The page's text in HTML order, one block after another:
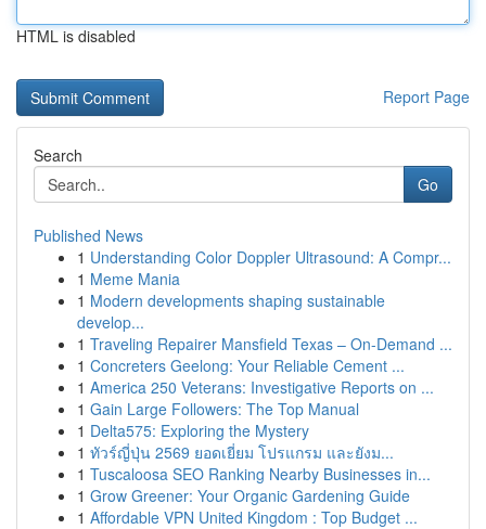
HTML is disabled
Report Page
Search
Go
Published News
1 Understanding Color Doppler Ultrasound: A Compr...
1 Meme Mania
1 Modern developments shaping sustainable
develop...
1 Traveling Repairer Mansfield Texas – On-Demand ...
1 Concreters Geelong: Your Reliable Cement ...
1 America 250 Veterans: Investigative Reports on ...
1 Gain Large Followers: The Top Manual
1 Delta575: Exploring the Mystery
1 ทัวร์ญี่ปุ่น 2569 ยอดเยี่ยม โปรแกรม และยังม...
1 Tuscaloosa SEO Ranking Nearby Businesses in...
1 Grow Greener: Your Organic Gardening Guide
1 Affordable VPN United Kingdom : Top Budget ...